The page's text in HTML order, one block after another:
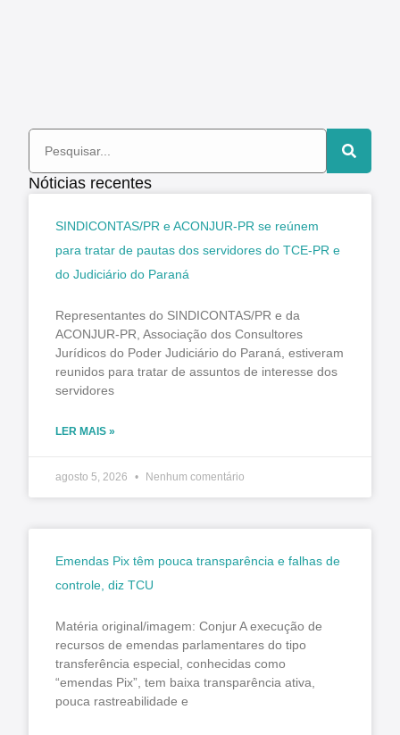
Nóticias recentes
SINDICONTAS/PR e ACONJUR-PR se reúnem
para tratar de pautas dos servidores do TCE-PR e
do Judiciário do Paraná
Representantes do SINDICONTAS/PR e da
ACONJUR-PR, Associação dos Consultores
Jurídicos do Poder Judiciário do Paraná, estiveram
reunidos para tratar de assuntos de interesse dos
servidores
LER MAIS »
agosto 5, 2026 Nenhum comentário
Emendas Pix têm pouca transparência e falhas de
controle, diz TCU
Matéria original/imagem: Conjur A execução de
recursos de emendas parlamentares do tipo
transferência especial, conhecidas como
“emendas Pix”, tem baixa transparência ativa,
pouca rastreabilidade e